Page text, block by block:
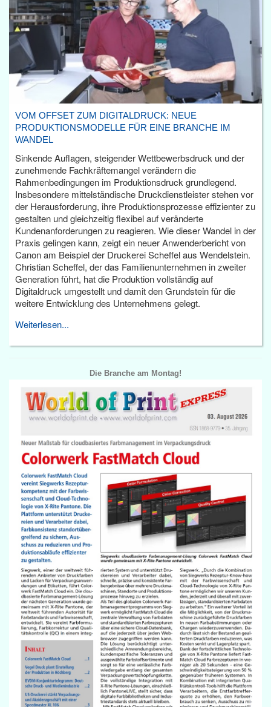
VOM OFFSET ZUM DIGITALDRUCK: NEUE
PRODUKTIONSMODELLE FÜR EINE BRANCHE IM
WANDEL
Sinkende Auflagen, steigender Wettbewerbsdruck und der
zunehmende Fachkräftemangel verändern die
Rahmenbedingungen im Produktionsdruck grundlegend.
Insbesondere mittelständische Druckdienstleister stehen vor
der Herausforderung, ihre Produktionsprozesse effizienter zu
gestalten und gleichzeitig flexibel auf veränderte
Kundenanforderungen zu reagieren. Wie dieser Wandel in der
Praxis gelingen kann, zeigt ein neuer Anwenderbericht von
Canon am Beispiel der Druckerei Scheffel aus Wendelstein.
Christian Scheffel, der das Familienunternehmen in zweiter
Generation führt, hat die Produktion vollständig auf
Digitaldruck umgestellt und damit den Grundstein für die
weitere Entwicklung des Unternehmens gelegt.
Weiterlesen...
Die Branche am Montag!